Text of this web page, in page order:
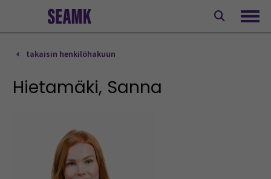
takaisin henkilöhakuun
Hietamäki, Sanna